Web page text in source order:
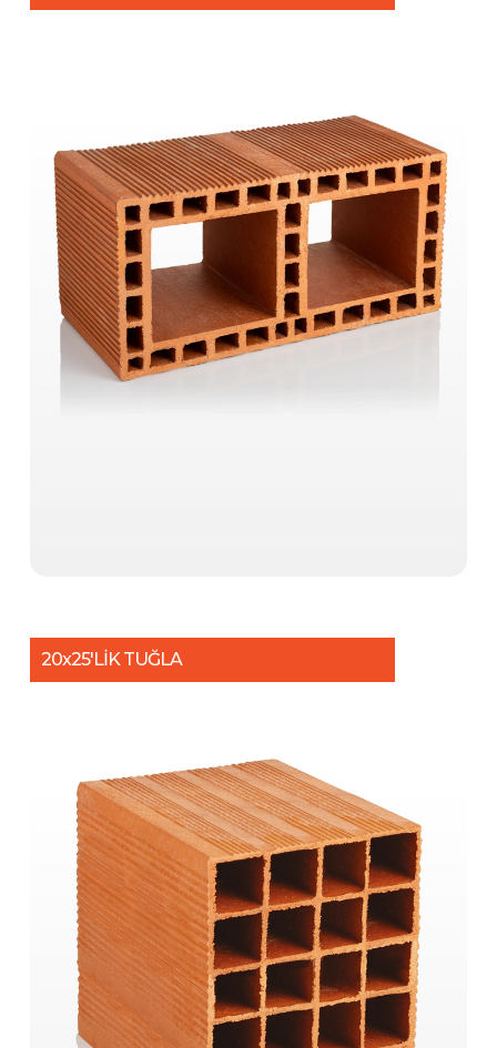
20x25'LİK TUĞLA